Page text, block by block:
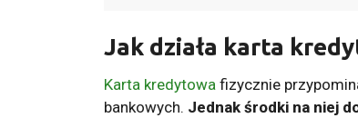
Jak działa karta
Karta kredytowa fizycznie
bankowych. Jednak środki na niej